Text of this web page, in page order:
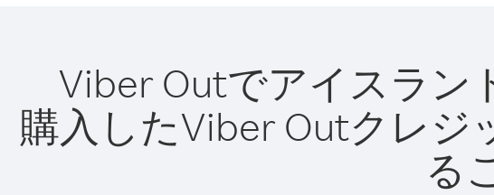
Viber Outでアイスラン
購入したViber Outクレジ
る